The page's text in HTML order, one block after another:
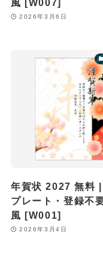
2026年3月6日
年賀状 2027 無料
プレート・登録不
風 [W001]
2026年3月4日